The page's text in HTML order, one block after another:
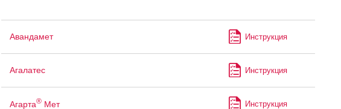
Авандамет Инструкция
Агалатес Инструкция
Агарта®Мет Инструкция